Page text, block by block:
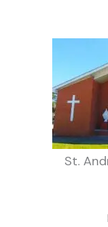
St.